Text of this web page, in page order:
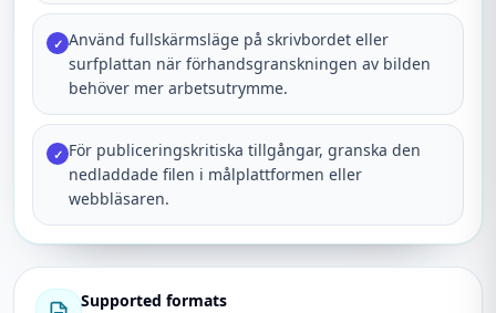
✓ Använd fullskärmsläge på skrivbordet eller
surfplattan när förhandsgranskningen av bilden
behöver mer arbetsutrymme.
✓ För publiceringskritiska tillgångar, granska den
nedladdade filen i målplattformen eller
webbläsaren.
Supported formats